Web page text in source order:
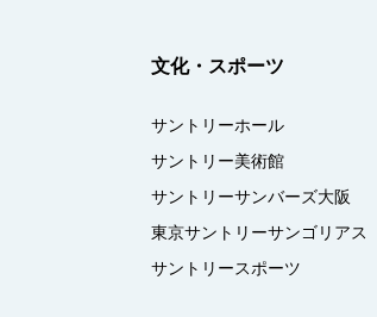
文化・スポーツ
サントリーホール
サントリー美術館
サントリーサンバーズ大阪
東京サントリーサンゴリアス
サントリースポーツ